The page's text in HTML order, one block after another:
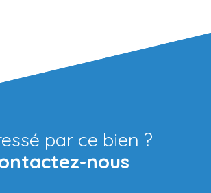
par ce bien ?
nous